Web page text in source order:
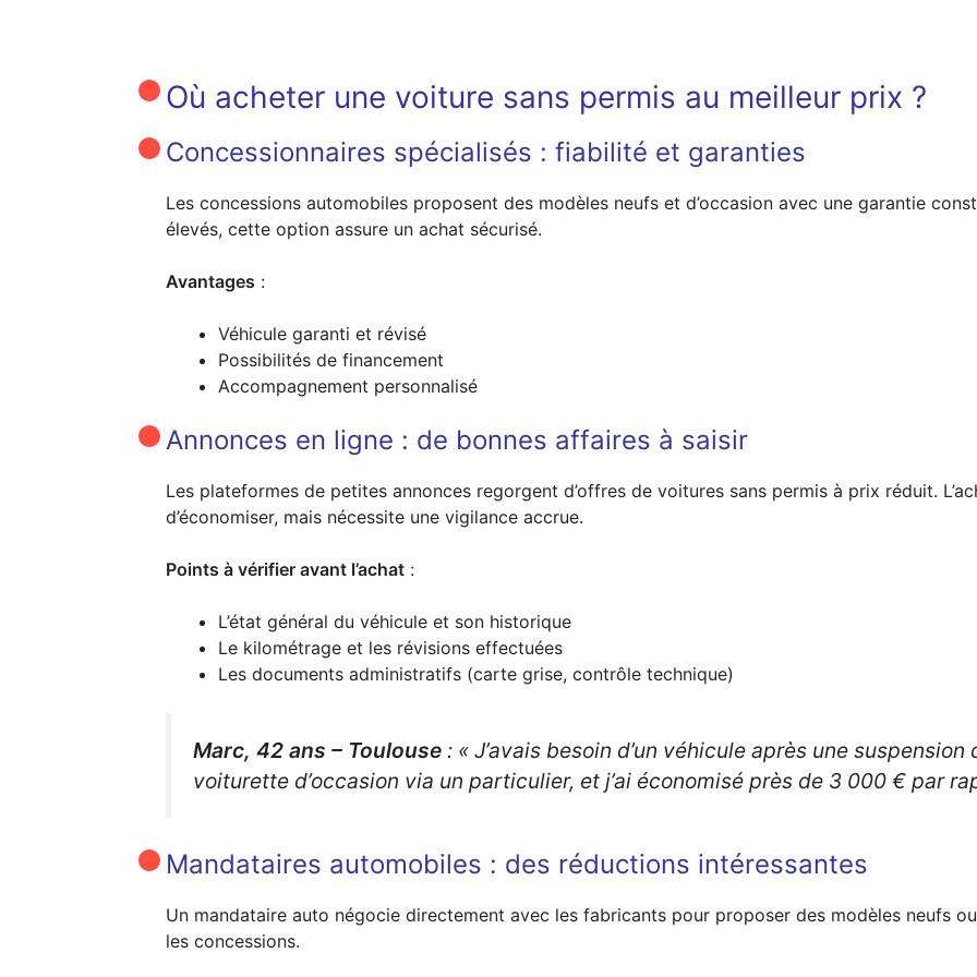
Où acheter une voiture sans permis au meilleur prix ?
Concessionnaires spécialisés : fiabilité et garanties
Les concessions automobiles proposent des modèles neufs et d’occasion avec une garantie
élevés, cette option assure un achat sécurisé.
Avantages :
Véhicule garanti et révisé
Possibilités de financement
Accompagnement personnalisé
Annonces en ligne : de bonnes affaires à saisir
Les plateformes de petites annonces regorgent d’offres de voitures sans permis à prix réduit.
d’économiser, mais nécessite une vigilance accrue.
Points à vérifier avant l’achat :
L’état général du véhicule et son historique
Le kilométrage et les révisions effectuées
Les documents administratifs (carte grise, contrôle technique)
Marc, 42 ans – Toulouse : « J’avais besoin d’un véhicule après une suspension
voiturette d’occasion via un particulier, et j’ai économisé près de 3 000 € par
Mandataires automobiles : des réductions intéressantes
Un mandataire auto négocie directement avec les fabricants pour proposer des modèles neufs
les concessions.